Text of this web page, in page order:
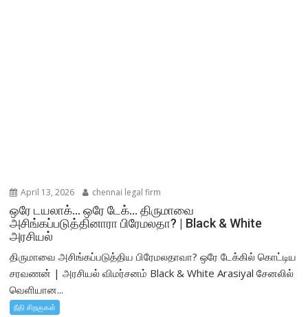
April 13, 2026 chennai legal firm
ஒரே டயலாக்… ஒரே டேக்… திருமாவை
அசிங்கப்படுத்தினாரா பிரேமலதா? | Black & White
அரசியல்
திருமாவை அசிங்கப்படுத்திய பிரேமலதாவா? ஒரே டேக்கில் கொட்டிய
சரவணன் | அரசியல் விமர்சனம் Black & White Arasiyal சேனலில்
வெளியான...
நீதி சிறகுகள்